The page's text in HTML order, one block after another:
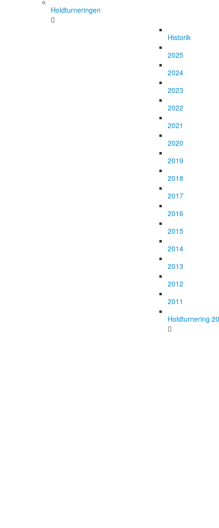
Holdturneringen
Historik
2025
2024
2023
2022
2021
2020
2019
2018
2017
2016
2015
2014
2013
2012
2011
Holdturnering